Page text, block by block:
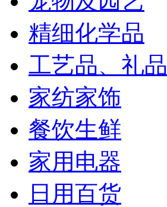
精细化学品
工艺品、礼品
家纺家饰
餐饮生鲜
家用电器
日用百货